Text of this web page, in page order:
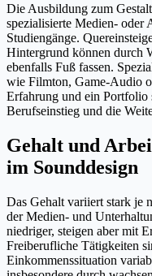
Die Ausbildung zum
spezialisierte Medien- oder
Studiengänge.
Hintergrund können durch
ebenfalls Fuß fassen.
wie Filmton, Game-Audio
Erfahrung und ein Portfolio
Berufseinstieg und die
Gehalt und
im Sounddesign
Das Gehalt variiert stark je
der Medien- und
niedriger, steigen aber mit
Freiberufliche Tätigkeiten
Einkommenssituation